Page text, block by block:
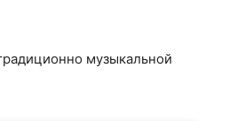
музыкальной